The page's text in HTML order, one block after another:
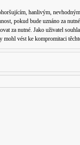
hanlivým,
pokud bude uznáno za
za nutné. Jako uživatel
vést ke kompromitaci